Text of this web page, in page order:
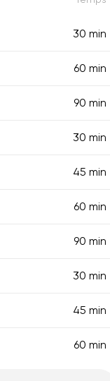
30 min
60 min
90 min
30 min
45 min
60 min
90 min
30 min
45 min
60 min